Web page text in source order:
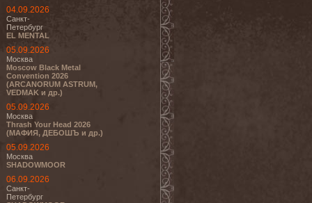
04.09.2026
Санкт-
Петербург
EL MENTAL
05.09.2026
Москва
Moscow Black Metal
Convention 2026
(ARCANORUM ASTRUM,
VEDMAK и др.)
05.09.2026
Москва
Thrash Your Head 2026
(МАФИЯ, ДЕБОШЪ и др.)
05.09.2026
Москва
SHADOWMOOR
06.09.2026
Санкт-
Петербург